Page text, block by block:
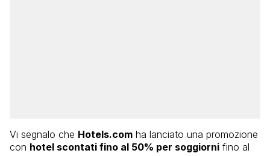
Vi segnalo che Hotels.com ha lanciato una promozione
con hotel scontati fino al 50% per soggiorni fino al